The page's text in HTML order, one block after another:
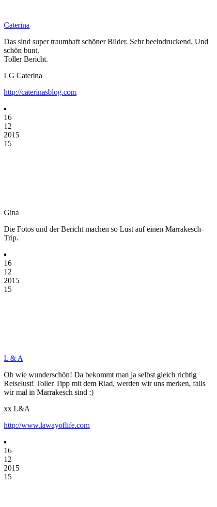
Caterina
Das sind super traumhaft schöner Bilder. Sehr beeindruckend. Und
schön bunt.
Toller Bericht.
LG Caterina
http://caterinasblog.com
16
12
2015
15
Gina
Die Fotos und der Bericht machen so Lust auf einen Marrakesch-
Trip.
16
12
2015
15
L & A
Oh wie wunderschön! Da bekommt man ja selbst gleich richtig
Reiselust! Toller Tipp mit dem Riad, werden wir uns merken, falls
wir mal in Marrakesch sind :)
xx L&A
http://www.lawayoflife.com
16
12
2015
15